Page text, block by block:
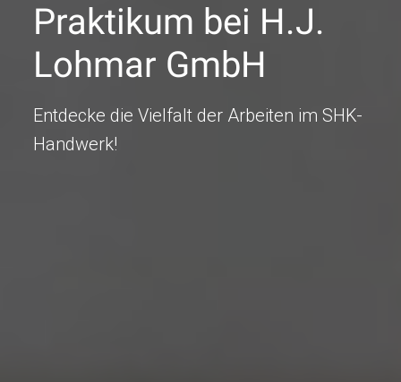
Praktikum bei H.J.
Lohmar GmbH
Entdecke die Vielfalt der Arbeiten im SHK-
Handwerk!